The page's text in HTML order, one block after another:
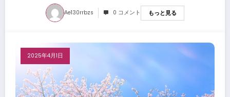
Ae130rrbzs 0 コメント もっと見る
2025年4月1日